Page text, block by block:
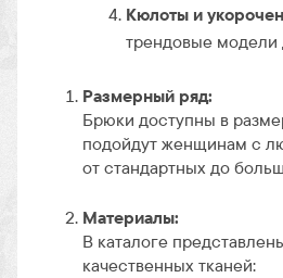
Кюлоты и
трендовые модели
Размерный ряд:
Брюки доступны в
подойдут женщинам с
от стандартных до
Материалы:
В каталоге
качественных тканей: